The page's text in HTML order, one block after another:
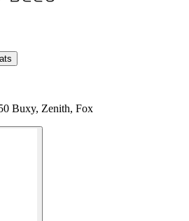
Buxy, Zenith, Fox